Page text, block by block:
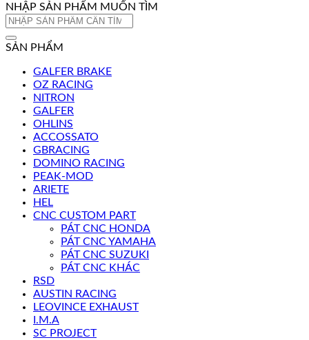
NHẬP SẢN PHẨM MUỐN TÌM
Tìm
SẢN PHẨM
GALFER BRAKE
OZ RACING
NITRON
GALFER
OHLINS
ACCOSSATO
GBRACING
DOMINO RACING
PEAK-MOD
ARIETE
HEL
CNC CUSTOM PART
PÁT CNC HONDA
PÁT CNC YAMAHA
PÁT CNC SUZUKI
PÁT CNC KHÁC
RSD
AUSTIN RACING
LEOVINCE EXHAUST
I.M.A
SC PROJECT